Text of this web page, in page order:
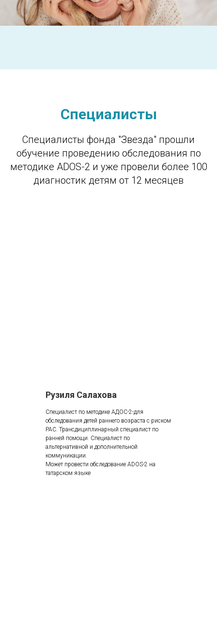
Специалисты
Специалисты фонда "Звезда" прошли
обучение проведению обследования по
методике ADOS-2 и уже провели более 100
диагностик детям от 12 месяцев
Рузиля Салахова
Специалист по методике АДОС-2-для
обследования детей раннего возраста с риском
РАС. Трансдициплинарный специалист по
ранней помощи. Специалист по
альтернативной и дополнительной
коммуникации.
Может провести обследование ADOS-2 на
татарском языке